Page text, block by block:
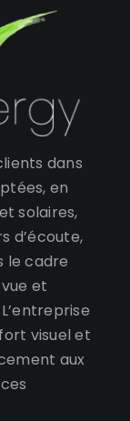
dans
en
solaires,
d’écoute,
le cadre
et
visuel et
aux